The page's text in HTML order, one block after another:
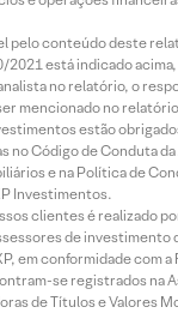
pelo conteúdo deste
2021 está indicado
no relatório, o
mencionado no
estão
no Código de Conduta
e na Política de
Investimentos.
clientes é realizado
de investimento
em conformidade com a
se registrados na
de Títulos e Valores